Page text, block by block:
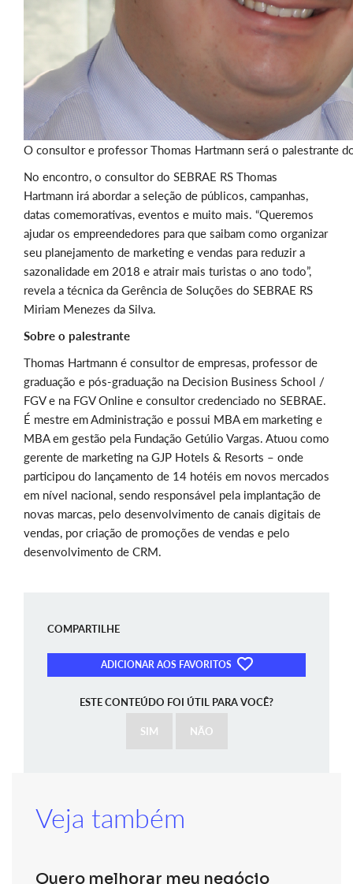
O consultor e professor Thomas Hartmann será o palestrante
No encontro, o consultor do SEBRAE RS Thomas
Hartmann irá abordar a seleção de públicos, campanhas,
datas comemorativas, eventos e muito mais. “Queremos
ajudar os empreendedores para que saibam como organizar
seu planejamento de marketing e vendas para reduzir a
sazonalidade em 2018 e atrair mais turistas o ano todo”,
revela a técnica da Gerência de Soluções do SEBRAE RS
Miriam Menezes da Silva.
Sobre o palestrante
Thomas Hartmann é consultor de empresas, professor de
graduação e pós-graduação na Decision Business School /
FGV e na FGV Online e consultor credenciado no SEBRAE.
É mestre em Administração e possui MBA em marketing e
MBA em gestão pela Fundação Getúlio Vargas. Atuou como
gerente de marketing na GJP Hotels & Resorts – onde
participou do lançamento de 14 hotéis em novos mercados
em nível nacional, sendo responsável pela implantação de
novas marcas, pelo desenvolvimento de canais digitais de
vendas, por criação de promoções de vendas e pelo
desenvolvimento de CRM.
COMPARTILHE
ADICIONAR AOS FAVORITOS
ESTE CONTEÚDO FOI ÚTIL PARA VOCÊ?
SIM NÃO
Veja também
Quero melhorar meu negócio